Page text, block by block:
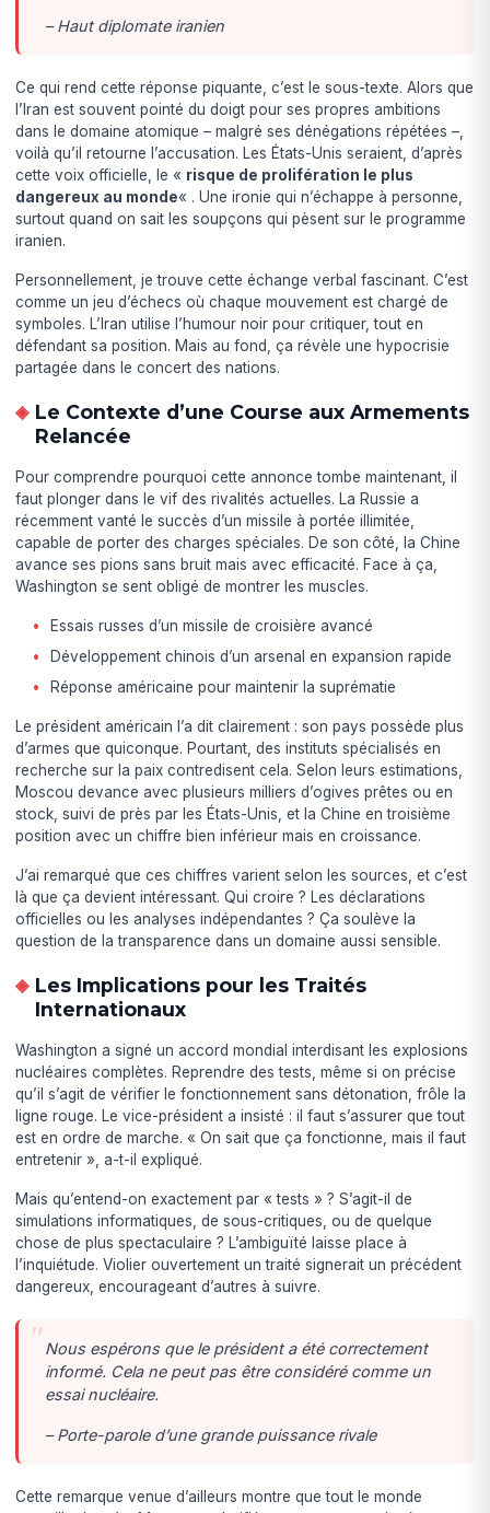
– Haut diplomate iranien
Ce qui rend cette réponse piquante, c’est le sous-texte. Alors que
l’Iran est souvent pointé du doigt pour ses propres ambitions
dans le domaine atomique – malgré ses dénégations répétées –,
voilà qu’il retourne l’accusation. Les États-Unis seraient, d’après
cette voix officielle, le « risque de prolifération le plus
dangereux au monde« . Une ironie qui n’échappe à personne,
surtout quand on sait les soupçons qui pèsent sur le programme
iranien.
Personnellement, je trouve cette échange verbal fascinant. C’est
comme un jeu d’échecs où chaque mouvement est chargé de
symboles. L’Iran utilise l’humour noir pour critiquer, tout en
défendant sa position. Mais au fond, ça révèle une hypocrisie
partagée dans le concert des nations.
Le Contexte d’une Course aux Armements
Relancée
Pour comprendre pourquoi cette annonce tombe maintenant, il
faut plonger dans le vif des rivalités actuelles. La Russie a
récemment vanté le succès d’un missile à portée illimitée,
capable de porter des charges spéciales. De son côté, la Chine
avance ses pions sans bruit mais avec efficacité. Face à ça,
Washington se sent obligé de montrer les muscles.
Essais russes d’un missile de croisière avancé
Développement chinois d’un arsenal en expansion rapide
Réponse américaine pour maintenir la suprématie
Le président américain l’a dit clairement : son pays possède plus
d’armes que quiconque. Pourtant, des instituts spécialisés en
recherche sur la paix contredisent cela. Selon leurs estimations,
Moscou devance avec plusieurs milliers d’ogives prêtes ou en
stock, suivi de près par les États-Unis, et la Chine en troisième
position avec un chiffre bien inférieur mais en croissance.
J’ai remarqué que ces chiffres varient selon les sources, et c’est
là que ça devient intéressant. Qui croire ? Les déclarations
officielles ou les analyses indépendantes ? Ça soulève la
question de la transparence dans un domaine aussi sensible.
Les Implications pour les Traités
Internationaux
Washington a signé un accord mondial interdisant les explosions
nucléaires complètes. Reprendre des tests, même si on précise
qu’il s’agit de vérifier le fonctionnement sans détonation, frôle la
ligne rouge. Le vice-président a insisté : il faut s’assurer que tout
est en ordre de marche. « On sait que ça fonctionne, mais il faut
entretenir », a-t-il expliqué.
Mais qu’entend-on exactement par « tests » ? S’agit-il de
simulations informatiques, de sous-critiques, ou de quelque
chose de plus spectaculaire ? L’ambiguïté laisse place à
l’inquiétude. Violier ouvertement un traité signerait un précédent
dangereux, encourageant d’autres à suivre.
Nous espérons que le président a été correctement
informé. Cela ne peut pas être considéré comme un
essai nucléaire.
– Porte-parole d’une grande puissance rivale
Cette remarque venue d’ailleurs montre que tout le monde